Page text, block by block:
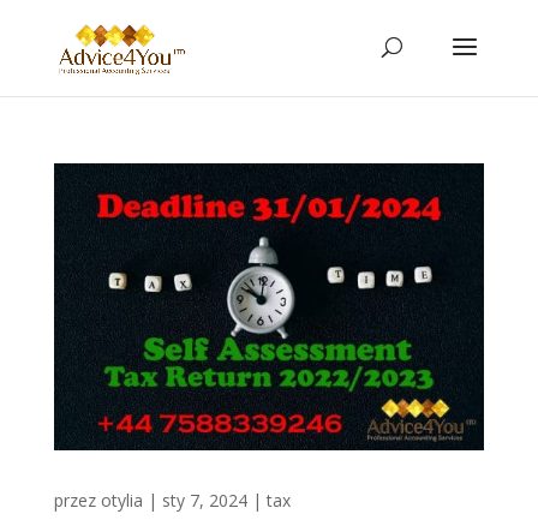
przez otylia | sty 7, 2024|tax